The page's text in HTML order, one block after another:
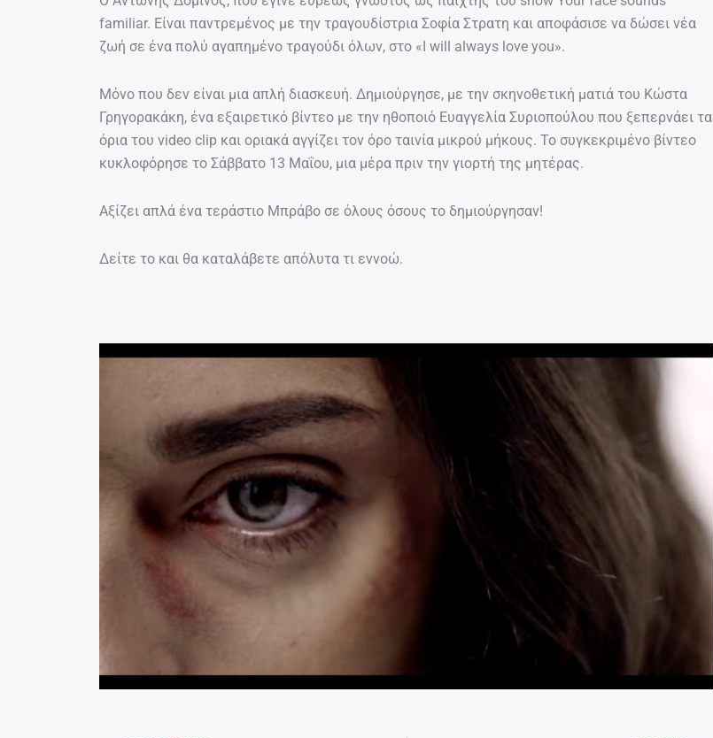
familiar. Είναι παντρεμένος με την τραγουδίστρια Σοφία Στρατη και αποφάσισε να δώσει νέα
ζωή σε ένα πολύ αγαπημένο τραγούδι όλων, στο «I will always love you».
Μόνο που δεν είναι μια απλή διασκευή. Δημιούργησε, με την σκηνοθετική ματιά του Κώστα
Γρηγορακάκη, ένα εξαιρετικό βίντεο με την ηθοποιό Ευαγγελία Συριοπούλου που ξεπερνάει τα
όρια του video clip και οριακά αγγίζει τον όρο ταινία μικρού μήκους. Το συγκεκριμένο βίντεο
κυκλοφόρησε το Σάββατο 13 Μαΐου, μια μέρα πριν την γιορτή της μητέρας.
Αξίζει απλά ένα τεράστιο Μπράβο σε όλους όσους το δημιούργησαν!
Δείτε το και θα καταλάβετε απόλυτα τι εννοώ.